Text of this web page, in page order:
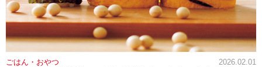
ごはん・おやつ 2026.02.01